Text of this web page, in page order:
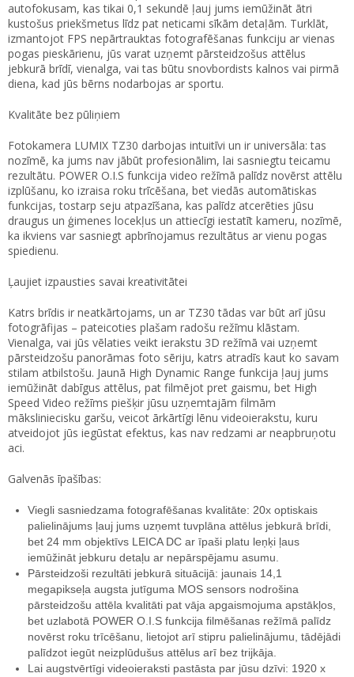
autofokusam, kas tikai 0,1 sekundē ļauj jums iemūžināt ātri
kustošus priekšmetus līdz pat neticami sīkām detaļām. Turklāt,
izmantojot FPS nepārtrauktas fotografēšanas funkciju ar vienas
pogas pieskārienu, jūs varat uzņemt pārsteidzošus attēlus
jebkurā brīdī, vienalga, vai tas būtu snovbordists kalnos vai pirmā
diena, kad jūs bērns nodarbojas ar sportu.
Kvalitāte bez pūliņiem
Fotokamera LUMIX TZ30 darbojas intuitīvi un ir universāla: tas
nozīmē, ka jums nav jābūt profesionālim, lai sasniegtu teicamu
rezultātu. POWER O.I.S funkcija video režīmā palīdz novērst attēlu
izplūšanu, ko izraisa roku trīcēšana, bet viedās automātiskas
funkcijas, tostarp seju atpazīšana, kas palīdz atcerēties jūsu
draugus un ģimenes locekļus un attiecīgi iestatīt kameru, nozīmē,
ka ikviens var sasniegt apbrīnojamus rezultātus ar vienu pogas
spiedienu.
Ļaujiet izpausties savai kreativitātei
Katrs brīdis ir neatkārtojams, un ar TZ30 tādas var būt arī jūsu
fotogrāfijas – pateicoties plašam radošu režīmu klāstam.
Vienalga, vai jūs vēlaties veikt ierakstu 3D režīmā vai uzņemt
pārsteidzošu panorāmas foto sēriju, katrs atradīs kaut ko savam
stilam atbilstošu. Jaunā High Dynamic Range funkcija ļauj jums
iemūžināt dabīgus attēlus, pat filmējot pret gaismu, bet High
Speed Video režīms piešķir jūsu uzņemtajām filmām
māksliniecisku garšu, veicot ārkārtīgi lēnu videoierakstu, kuru
atveidojot jūs iegūstat efektus, kas nav redzami ar neapbruņotu
aci.
Galvenās īpašības:
Viegli sasniedzama fotografēšanas kvalitāte: 20x optiskais
palielinājums ļauj jums uzņemt tuvplāna attēlus jebkurā brīdi,
bet 24 mm objektīvs LEICA DC ar īpaši platu leņķi ļaus
iemūžināt jebkuru detaļu ar nepārspējamu asumu.
Pārsteidzoši rezultāti jebkurā situācijā: jaunais 14,1
megapikseļa augsta jutīguma MOS sensors nodrošina
pārsteidzošu attēla kvalitāti pat vāja apgaismojuma apstākļos,
bet uzlabotā POWER O.I.S funkcija filmēšanas režīmā palīdz
novērst roku trīcēšanu, lietojot arī stipru palielinājumu, tādējādi
palīdzot iegūt neizplūdušus attēlus arī bez trijkāja.
Lai augstvērtīgi videoieraksti pastāsta par jūsu dzīvi: 1920 x